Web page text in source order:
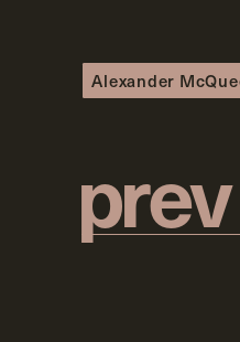
Alexander
prev